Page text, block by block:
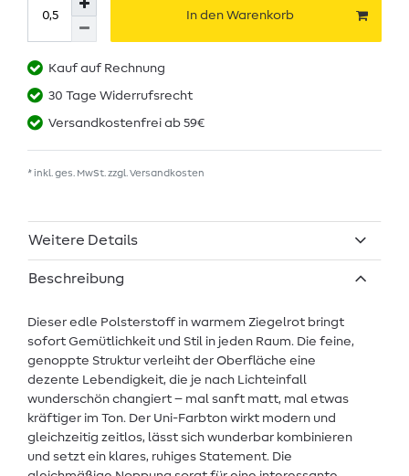
In den Warenkorb
Kauf auf Rechnung
30 Tage Widerrufsrecht
Versandkostenfrei ab 59€
* inkl. ges. MwSt. zzgl. Versandkosten
Weitere Details
Beschreibung
Dieser edle Polsterstoff in warmem Ziegelrot bringt
sofort Gemütlichkeit und Stil in jeden Raum. Die feine,
genoppte Struktur verleiht der Oberfläche eine
dezente Lebendigkeit, die je nach Lichteinfall
wunderschön changiert – mal sanft matt, mal etwas
kräftiger im Ton. Der Uni-Farbton wirkt modern und
gleichzeitig zeitlos, lässt sich wunderbar kombinieren
und setzt ein klares, ruhiges Statement. Die